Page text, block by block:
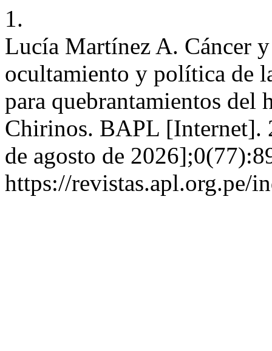
1.
Lucía Martínez A. Cáncer
ocultamiento y política de
para quebrantamientos del
Chirinos. BAPL [Internet].
de agosto de
https://revistas.apl.org.pe/